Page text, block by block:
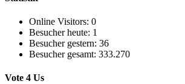
Online Visitors: 0
Besucher heute: 1
Besucher gestern: 36
Besucher gesamt: 333.270
Vote 4 Us